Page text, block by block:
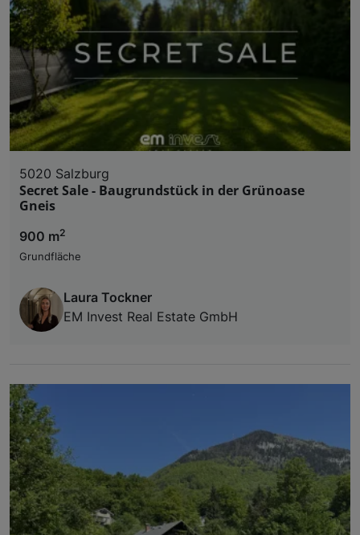
5020 Salzburg
Secret Sale - Baugrundstück in der Grünoase
Gneis
900 m2
Grundfläche
Laura Tockner
EM Invest Real Estate GmbH